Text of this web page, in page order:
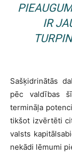
IR
Sašķidrinātās
pēc valdības
termināļa
tikšot izvērtēti
valsts
nekādi lēmumi